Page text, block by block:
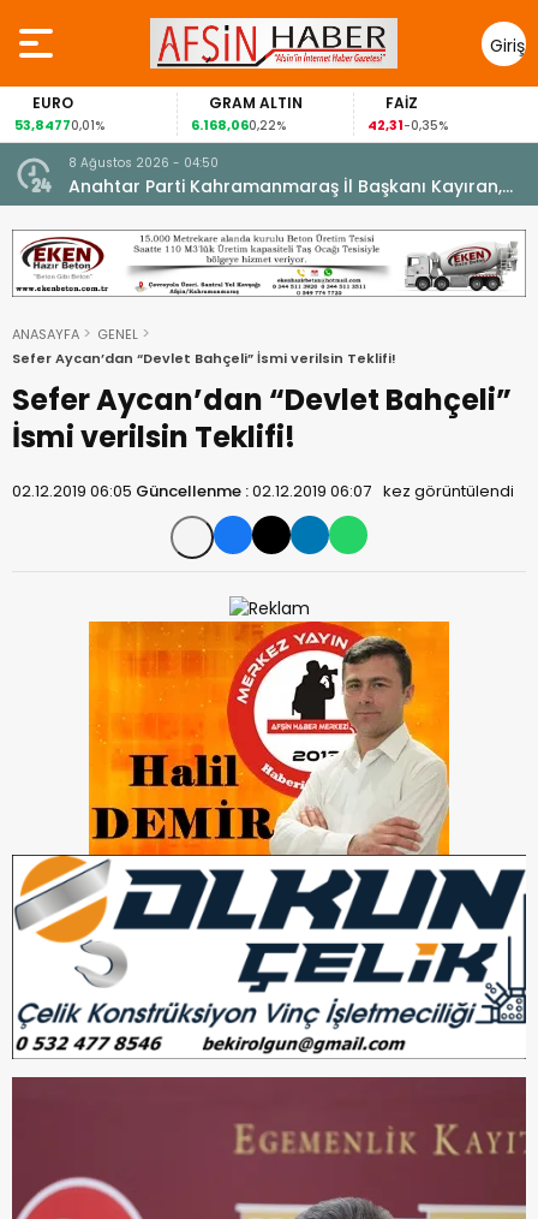
Giriş
Yap
EURO
53,84770,01%
GRAM ALTIN
6.168,060,22%
FAİZ
42,31-0,35%
8 Ağustos 2026 - 04:50
Anahtar Parti Kahramanmaraş İl Başkanı Kayıran,
Afşin Teşkilatı ile buluştu.
ANASAYFA
GENEL
Sefer Aycan’dan “Devlet Bahçeli” İsmi verilsin Teklifi!
Sefer Aycan’dan “Devlet Bahçeli”
İsmi verilsin Teklifi!
02.12.2019 06:05 Güncellenme :02.12.2019 06:07 kez görüntülendi